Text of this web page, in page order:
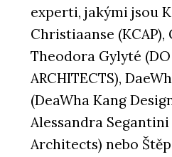
experti, jakými jsou
Christiaanse (KCAP),
Theodora Gylyté (DO
ARCHITECTS),
(DeaWha Kang
Alessandra Segantini
Architects) nebo